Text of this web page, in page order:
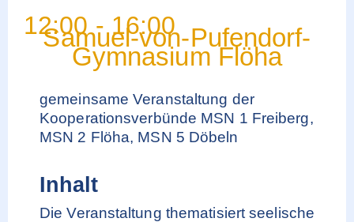
12:00 -16:00
Samuel-von-Pufendorf-
Gymnasium Flöha
gemeinsame Veranstaltung der
Kooperationsverbünde MSN 1 Freiberg,
MSN 2 Flöha, MSN 5 Döbeln
Inhalt
Die Veranstaltung thematisiert seelische